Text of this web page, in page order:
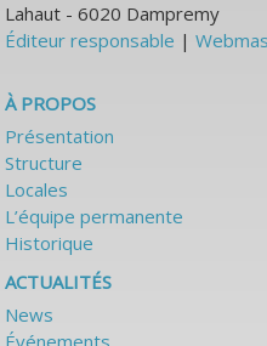
Lahaut - 6020 Dampremy
Éditeur responsable |
À PROPOS
Présentation
Structure
Locales
L’équipe permanente
Historique
ACTUALITÉS
News
Événements